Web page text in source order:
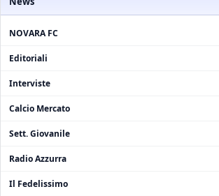
NOVARA FC
Editoriali
Interviste
Calcio Mercato
Sett. Giovanile
Radio Azzurra
Il Fedelissimo